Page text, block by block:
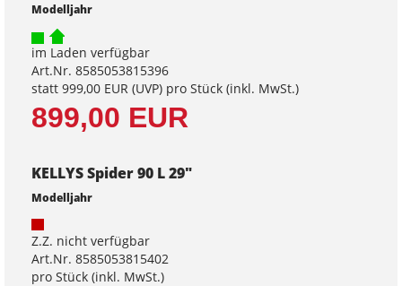
Modelljahr
im Laden verfügbar
Art.Nr. 8585053815396
statt 999,00 EUR (UVP) pro Stück (inkl. MwSt.)
899,00 EUR
KELLYS Spider 90 L 29"
Modelljahr
Z.Z. nicht verfügbar
Art.Nr. 8585053815402
pro Stück (inkl. MwSt.)